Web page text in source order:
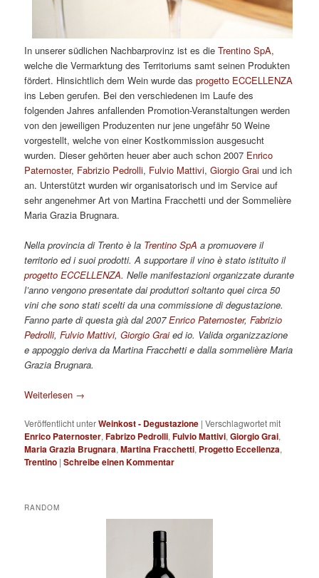
In unserer südlichen Nachbarprovinz ist es dieTrentino SpA,
welche die Vermarktung des Territoriums samt seinen Produkten
fördert. Hinsichtlich dem Wein wurde dasprogetto ECCELLENZA
ins Leben gerufen. Bei den verschiedenen im Laufe des
folgenden Jahres anfallenden Promotion-Veranstaltungen werden
von den jeweiligen Produzenten nur jene ungefähr 50 Weine
vorgestellt, welche von einer Kostkommission ausgesucht
wurden. Dieser gehörten heuer aber auch schon 2007 Enrico
Paternoster, Fabrizio Pedrolli, Fulvio Mattivi,Giorgio Grai und ich
an. Unterstützt wurden wir organisatorisch und im Service auf
sehr angenehmer Art von Martina Fracchetti und der Sommelière
Maria Grazia Brugnara.
Nella provincia di Trento è la Trentino SpA a promuovere il
territorio ed i suoi prodotti. A supportare il vino è stato istituito il
progetto ECCELLENZA. Nelle manifestazioni organizzate durante
l’anno vengono presentate dai produttori soltanto quei circa 50
vini che sono stati scelti da una commissione di degustazione.
Fanno parte di questa già dal 2007Enrico Paternoster,Fabrizio
Pedrolli,Fulvio Mattivi,Giorgio Graied io. Valida organizzazione
e appoggio deriva da Martina Fracchetti e dalla sommelière Maria
Grazia Brugnara.
Weiterlesen →
Veröffentlicht unterWeinkost - Degustazione |Verschlagwortet mit
Enrico Paternoster,Fabrizo Pedrolli,Fulvio Mattivi,Giorgio Grai,
Maria Grazia Brugnara,Martina Fracchetti, Progetto Eccellenza,
Trentino |Schreibe einen Kommentar
RANDOM